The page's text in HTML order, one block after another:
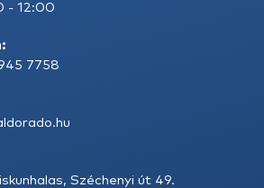
- 12:00
7758
Széchenyi út 49.